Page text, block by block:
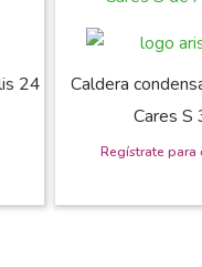
24
Caldera
Cares S